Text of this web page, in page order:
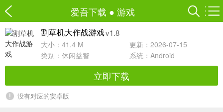
爱吾下载 ● 游戏
割草机大作战游戏v1.8
大小：41.4 M
更新：2026-07-15
类别： 休闲益智 系统：Android
立即下载
没有对应的安卓版